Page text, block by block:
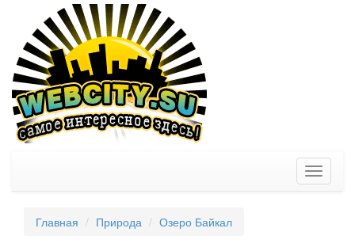
Toggle
Главная Природа Озеро Байкал